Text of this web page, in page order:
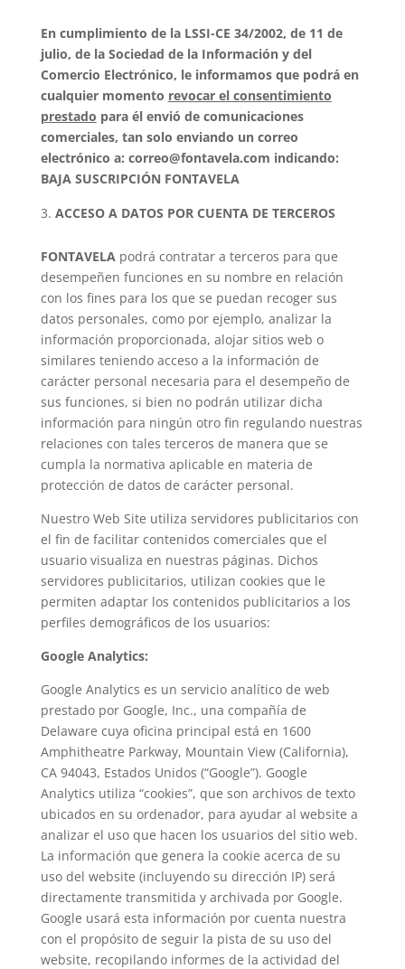
En cumplimiento de la LSSI-CE 34/2002, de 11 de
julio, de la Sociedad de la Información y del
Comercio Electrónico, le informamos que podrá en
cualquier momento revocar el consentimiento
prestado para él envió de comunicaciones
comerciales, tan solo enviando un correo
electrónico a: correo@fontavela.com indicando:
BAJA SUSCRIPCIÓN FONTAVELA
ACCESO A DATOS POR CUENTA DE TERCEROS
FONTAVELApodrá contratar a terceros para que
desempeñen funciones en su nombre en relación
con los fines para los que se puedan recoger sus
datos personales, como por ejemplo, analizar la
información proporcionada, alojar sitios web o
similares teniendo acceso a la información de
carácter personal necesaria para el desempeño de
sus funciones, si bien no podrán utilizar dicha
información para ningún otro fin regulando nuestras
relaciones con tales terceros de manera que se
cumpla la normativa aplicable en materia de
protección de datos de carácter personal.
Nuestro Web Site utiliza servidores publicitarios con
el fin de facilitar contenidos comerciales que el
usuario visualiza en nuestras páginas. Dichos
servidores publicitarios, utilizan cookies que le
permiten adaptar los contenidos publicitarios a los
perfiles demográficos de los usuarios:
Google Analytics:
Google Analytics es un servicio analítico de web
prestado por Google, Inc., una compañía de
Delaware cuya oficina principal está en 1600
Amphitheatre Parkway, Mountain View (California),
CA 94043, Estados Unidos (“Google”). Google
Analytics utiliza “cookies”, que son archivos de texto
ubicados en su ordenador, para ayudar al website a
analizar el uso que hacen los usuarios del sitio web.
La información que genera la cookie acerca de su
uso del website (incluyendo su dirección IP) será
directamente transmitida y archivada por Google.
Google usará esta información por cuenta nuestra
con el propósito de seguir la pista de su uso del
website, recopilando informes de la actividad del